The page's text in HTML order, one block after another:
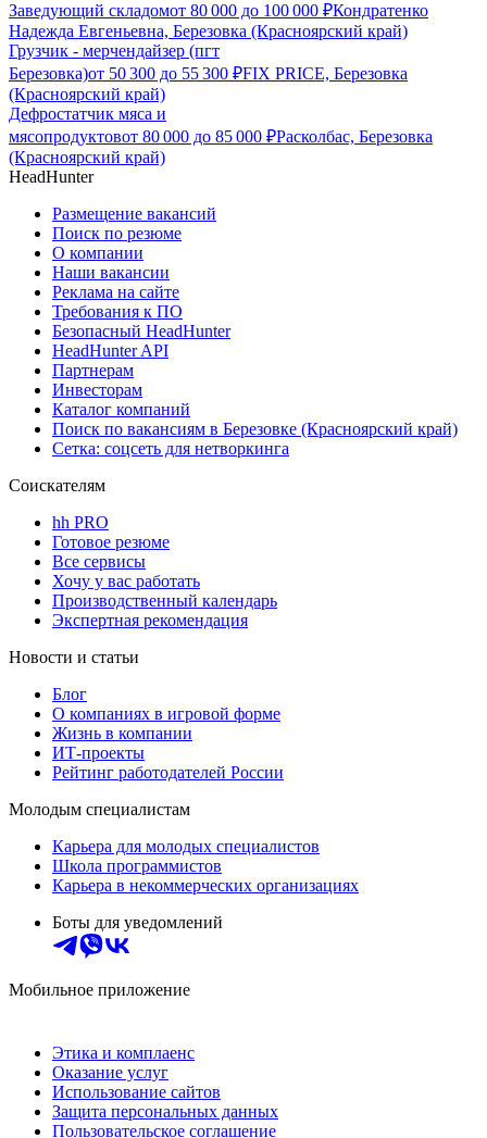
Заведующий складомот 80 000 до 100 000 ₽Кондратенко
Надежда Евгеньевна, Березовка (Красноярский край)
Грузчик - мерчендайзер (пгт
Березовка)от 50 300 до 55 300 ₽FIX PRICE, Березовка
(Красноярский край)
Дефростатчик мяса и
мясопродуктовот 80 000 до 85 000 ₽Расколбас, Березовка
(Красноярский край)
HeadHunter
Размещение вакансий
Поиск по резюме
О компании
Наши вакансии
Реклама на сайте
Требования к ПО
Безопасный HeadHunter
HeadHunter API
Партнерам
Инвесторам
Каталог компаний
Поиск по вакансиям в Березовке (Красноярский край)
Сетка: соцсеть для нетворкинга
Соискателям
hh PRO
Готовое резюме
Все сервисы
Хочу у вас работать
Производственный календарь
Экспертная рекомендация
Новости и статьи
Блог
О компаниях в игровой форме
Жизнь в компании
ИТ-проекты
Рейтинг работодателей России
Молодым специалистам
Карьера для молодых специалистов
Школа программистов
Карьера в некоммерческих организациях
Боты для уведомлений
Мобильное приложение
Этика и комплаенс
Оказание услуг
Использование сайтов
Защита персональных данных
Пользовательское соглашение